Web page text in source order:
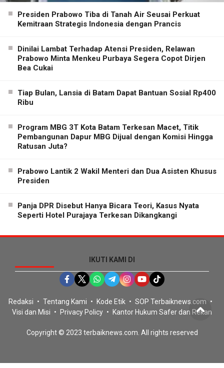
Presiden Prabowo Tiba di Tanah Air Seusai Perkuat
Kemitraan Strategis Indonesia dengan Prancis
Dinilai Lambat Terhadap Atensi Presiden, Relawan
Prabowo Minta Menkeu Purbaya Segera Copot Dirjen
Bea Cukai
Tiap Bulan, Lansia di Batam Dapat Bantuan Sosial Rp400
Ribu
Program MBG 3T Kota Batam Terkesan Macet, Titik
Pembangunan Dapur MBG Dijual dengan Komisi Hingga
Ratusan Juta?
Prabowo Lantik 2 Wakil Menteri dan Dua Asisten Khusus
Presiden
Panja DPR Disebut Hanya Bicara Teori, Kasus Nyata
Seperti Hotel Purajaya Terkesan Dikangkangi
IKUTI KAMI DI
Redaksi Tentang Kami Kode Etik
SOP Terbaiknews.com
Visi dan Misi
Privacy Policy Kantor Hukum Safer dan Rekan
Copyright © 2023 terbaiknews.com. All rights reserved